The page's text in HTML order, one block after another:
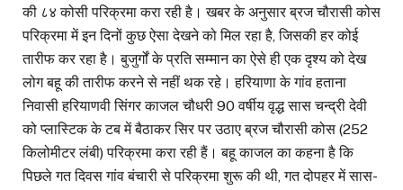
की ८४ कोसी परिक्रमा करा रही है। खबर के अनुसार ब्रज चौरासी कोस
परिक्रमा में इन दिनों कुछ ऐसा देखने को मिल रहा है, जिसकी हर कोई
तारीफ कर रहा है। बुजुर्गों के प्रति सम्मान का ऐसे ही एक दृश्य को देख
लोग बहू की तारीफ करने से नहीं थक रहे। हरियाणा के गांव हताना
निवासी हरियाणवी सिंगर काजल चौधरी 90 वर्षीय वृद्ध सास चन्द्री देवी
को प्लास्टिक के टब में बैठाकर सिर पर उठाए ब्रज चौरासी कोस (252
किलोमीटर लंबी) परिक्रमा करा रही हैं। बहू काजल का कहना है कि
पिछले गत दिवस गांव बंचारी से परिक्रमा शुरू की थी, गत दोपहर में सास-